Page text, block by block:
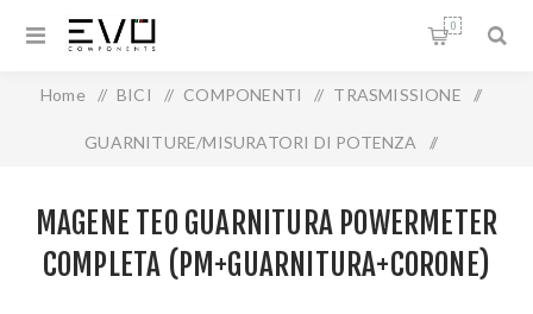
0
Home / BICI / COMPONENTI / TRASMISSIONE /
GUARNITURE/MISURATORI DI POTENZA /
(PM+GUARNITURA+CORONE)
MAGENE TEO GUARNITURA POWERMETER
COMPLETA (PM+GUARNITURA+CORONE)